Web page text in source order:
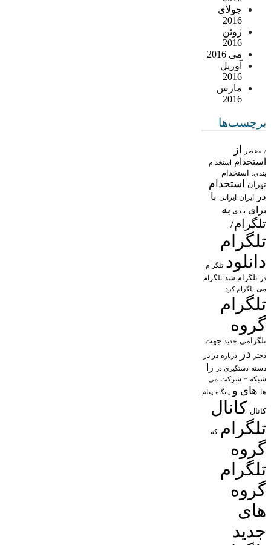
جولای
2016
ژوئن
2016
می 2016
آوریل
2016
مارس
2016
برچسب‌ها
/ «عصر از
استخدام استخدام
بندی: استخدام
تهران
استخدام
در
ایران ایرانی با
برای بندی به
تلگرام/
تلگرام
دانلود تلگرام
در تلگرام شد تلگرام
می تلگرام کرد
تلگرام
گروه
تلگرامی جدید جهت
دختر در درباره در در
دسته دستگیری در را
شبکه + شرکت می
ها های و پایگاه پیام
کانال کانال
تلگرام که
گروه
تلگرام
گروه
های
جدید